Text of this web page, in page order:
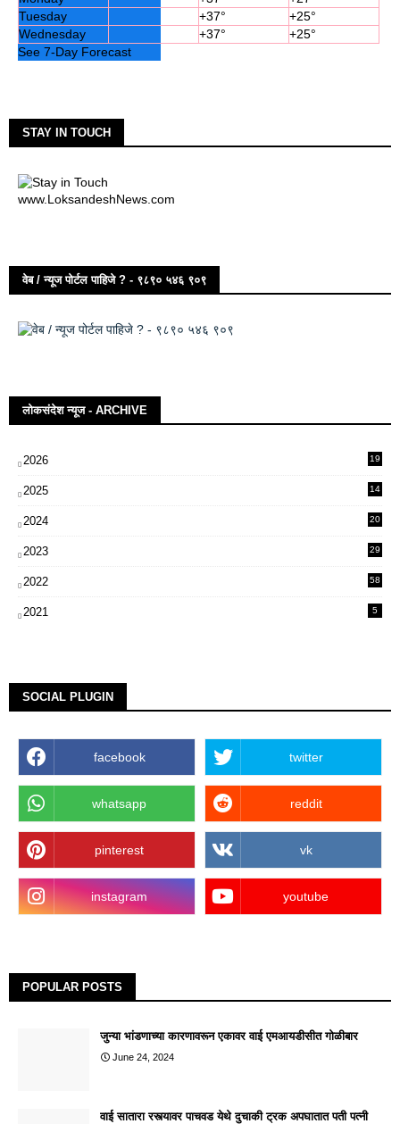
Tuesday
+37° +25°
Wednesday
+37° +25°
See 7-Day Forecast
STAY IN TOUCH
www.LoksandeshNews.com
वेब / न्यूज पोर्टल पाहिजे ? - ९८९० ५४६ ९०९
लोकसंदेश न्यूज - ARCHIVE
2026 19
2025
14
2024
20
2023
29
2022
58
2021 5
SOCIAL PLUGIN
facebook twitter
whatsapp reddit
pinterest vk
instagram youtube
POPULAR POSTS
जुन्या भांडणाच्या कारणावरून एकावर वाई एमआयडीसीत गोळीबार
June 24, 2024
वाई सातारा रस्त्यावर पाचवड येथे दुचाकी ट्रक अपघातात पती पत्नी